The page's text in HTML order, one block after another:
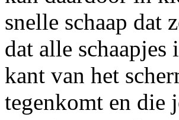
snelle schaap dat
dat alle schaapjes
kant van het
tegenkomt en die